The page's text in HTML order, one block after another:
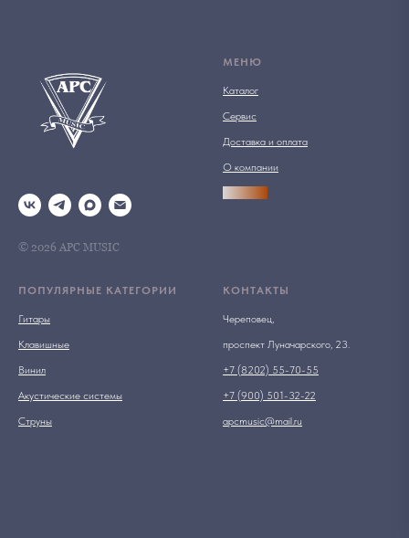
© 2026 АРС MUSIC
МЕНЮ
Каталог
Сервис
Доставка и оплата
О компании
ПОПУЛЯРНЫЕ КАТЕГОРИИ
Гитары
Клавишные
Винил
Акустические системы
Струны
КОНТАКТЫ
Череповец,
проспект Луначарского, 23.
+7 (8202) 55-70-55
+7 (900) 501-32-22
apcmusic@mail.ru